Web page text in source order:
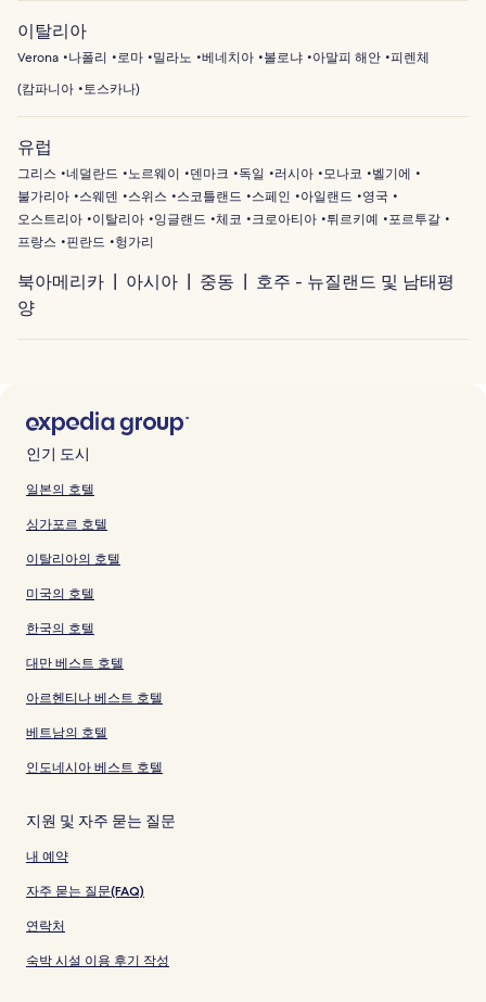
이탈리아
Verona 나폴리 로마 밀라노 베네치아 볼로냐 아말피 해안 피렌체
(캄파니아 토스카나)
유럽
그리스 네덜란드 노르웨이 덴마크 독일 러시아 모나코
벨기에
불가리아
스웨덴 스위스 스코틀랜드 스페인 아일랜드
영국
오스트리아
이탈리아 잉글랜드 체코 크로아티아 튀르키예
포르투갈
프랑스
핀란드 헝가리
북아메리카 아시아 중동
호주 - 뉴질랜드 및 남태평
양
인기 도시
일본의 호텔
싱가포르 호텔
이탈리아의 호텔
미국의 호텔
한국의 호텔
대만 베스트 호텔
아르헨티나 베스트 호텔
베트남의 호텔
인도네시아 베스트 호텔
지원 및 자주 묻는 질문
내 예약
자주 묻는 질문(FAQ)
연락처
숙박 시설 이용 후기 작성